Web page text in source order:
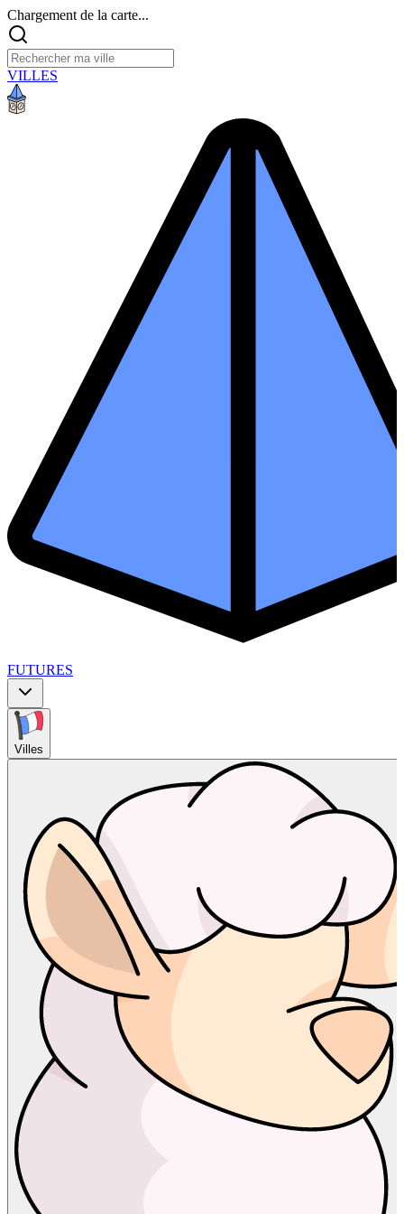
Chargement de la carte...
VILLES
FUTURES
Villes